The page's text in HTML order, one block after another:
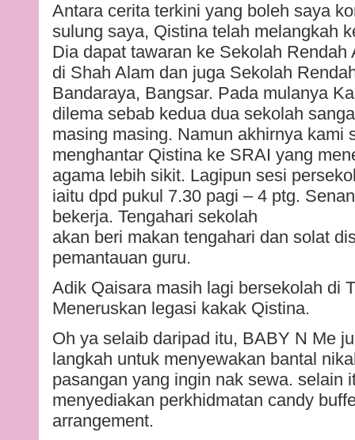
Antara cerita terkini yang boleh saya
sulung saya, Qistina telah melangkah
Dia dapat tawaran ke Sekolah
di Shah Alam dan juga Sekolah
Bandaraya, Bangsar. Pada mulanya
dilema sebab kedua dua sekolah
masing masing. Namun akhirnya kami
menghantar Qistina ke SRAI yang
agama lebih sikit. Lagipun sesi
iaitu dpd pukul 7.30 pagi – 4 ptg.
bekerja. Tengahari sekolah
akan beri makan tengahari dan solat
pemantauan guru.
Adik Qaisara masih lagi bersekolah di
Meneruskan legasi kakak Qistina.
Oh ya selaib daripad itu, BABY N Me
langkah untuk menyewakan bantal
pasangan yang ingin nak sewa. selain
menyediakan perkhidmatan candy
arrangement.